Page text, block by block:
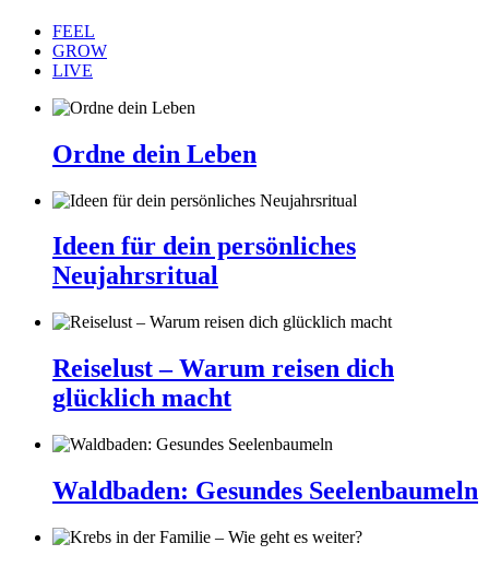
FEEL
GROW
LIVE
Ordne dein Leben
Ideen für dein persönliches
Neujahrsritual
Reiselust – Warum reisen dich
glücklich macht
Waldbaden: Gesundes Seelenbaumeln